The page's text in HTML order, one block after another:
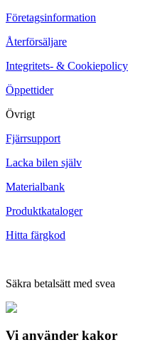
Företagsinformation
Återförsäljare
Integritets- & Cookiepolicy
Öppettider
Övrigt
Fjärrsupport
Lacka bilen själv
Materialbank
Produktkataloger
Hitta färgkod
Säkra betalsätt med svea
Vi använder kakor